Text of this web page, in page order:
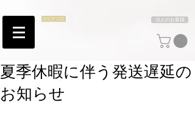
SHOP LIST 法人のお客様
夏季休暇に伴う発送遅延の
お知らせ